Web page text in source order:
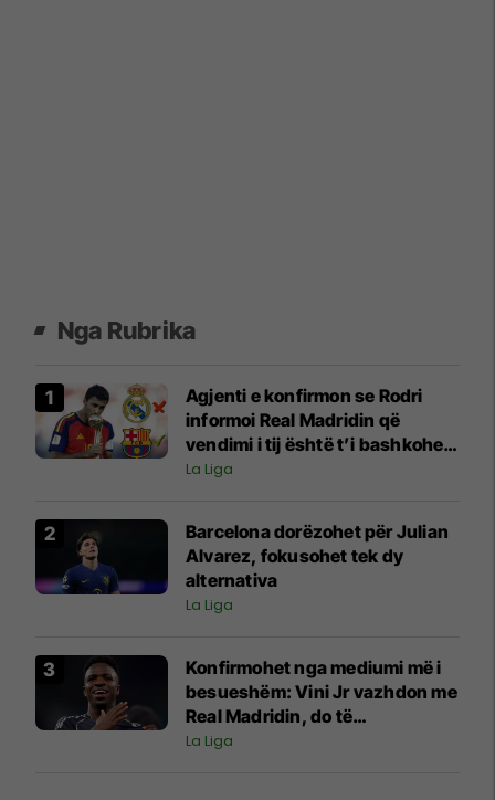
Nga Rubrika
Agjenti e konfirmon se Rodri
informoi Real Madridin që
vendimi i tij është t’i bashkohet
Barcelonës
La Liga
Barcelona dorëzohet për Julian
Alvarez, fokusohet tek dy
alternativa
La Liga
Konfirmohet nga mediumi më i
besueshëm: Vini Jr vazhdon me
Real Madridin, do të
nënshkruajë për gjashtë vite
La Liga